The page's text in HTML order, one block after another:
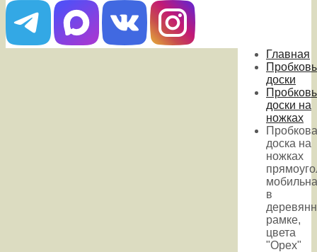
Главная
доски
доски на
ножках
доска на
ножках
в
рамке,
цвета
"Орех"